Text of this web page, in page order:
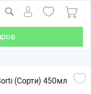
(Сорти) 450мл